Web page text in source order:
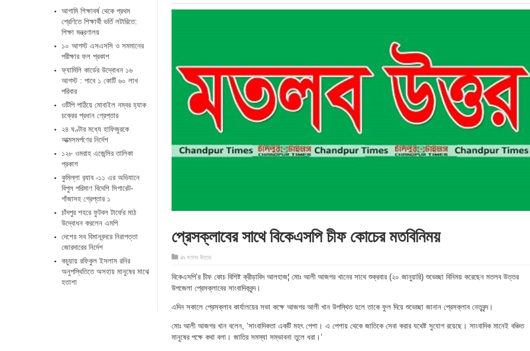
প্রেসক্লাবের সাথে বিকেএসপি চীফ কোচের মতবিনিময়
in মতলব উত্তর
বিকেএসপি’র চীফ কোচ বিশিষ্ট ক্রীড়াবিদ আলহাজ¦ মোঃ আলী আজগর খানের সাথে শুক্রবার (২০ জানুয়ারি) শুভেচ্ছা বিনিময় করেছেন মতলব উত্তর
উপজেলা প্রেসক্লাবের সাংবাদিকবৃন্দ।
এদিন সকালে প্রেসক্লাব কার্যালয়ের সভা কক্ষে আজগর আলী খান উপস্থিত হলে তাকে ফুল দিয়ে শুভেচ্ছা জানান প্রেসক্লাব নেতৃবৃন্দ।
মোঃ আলী আজগর খান বলেন, ‘সাংবাদিকতা একটি মহৎ পেশা। এ পেশায় থেকে জাতিকে সেবা করার যথেষ্ট সুযোগ রয়েছে। সাংবাদিক মানেই বঞ্চিত
মানুষের পক্ষে কথা বলা। জাতির সমস্যা সম্ভাবনা তুলে ধরা।’
আগামি শিক্ষাবর্ষ থেকে প্রথম
শ্রেণিতে শিক্ষার্থী ভর্তি লটারিতে:
শিক্ষা মন্ত্রণালয়
১০ আগস্ট এসএসসি ও সমমানের
পরীক্ষার ফল প্রকাশ
ফ্যামিলি কার্ডের উদ্বোধন ১৬
আগস্ট : পাবে ১ কোটি ৬০ লাখ
পরিবার
ওটিপি পাঠিয়ে মোবাইল নম্বর হ্যাক
চক্রের প্রধান গ্রেপ্তার
২৪ ঘণ্টার মধ্যে হাফিজুরকে
আত্মসমর্পণের নির্দেশ
১২৮ ওমরাহ এজেন্সির তালিকা
প্রকাশ
কুমিল্লা র‌্যাব -১১ এর অভিযানে
বিপুল পরিমাণ বিদেশি সিগারেট-
গাঁজাসহ গ্রেপ্তার ১
চাঁদপুর শহরে ফুটবল টার্ফের মাঠ
উদ্বোধন করলেন এমপি
দেশের সব বিমানবন্দরে নিরাপত্তা
জোরদারের নির্দেশ
কচুয়ায় রফিকুল ইসলাম রনির
অনুপস্থিতিতে অসহায় মানুষের মাঝে
হতাশা